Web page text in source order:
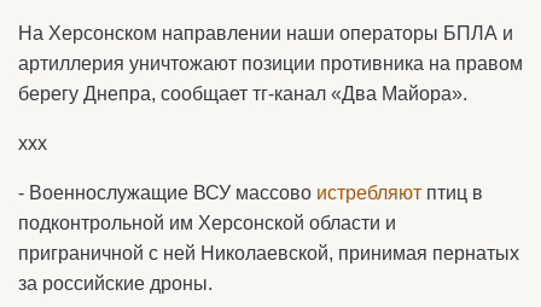
На Херсонском направлении наши операторы БПЛА и
артиллерия уничтожают позиции противника на правом
берегу Днепра, сообщает тг-канал «Два Майора».
ххх
- Военнослужащие ВСУ массово истребляют птиц в
подконтрольной им Херсонской области и
приграничной с ней Николаевской, принимая пернатых
за российские дроны.